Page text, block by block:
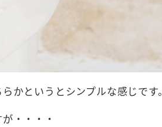
かというとシンプルな感じです。
・・・・